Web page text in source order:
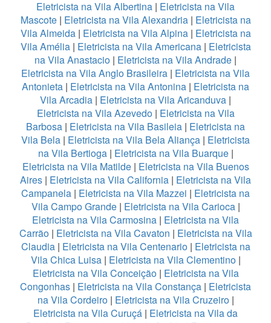
Eletricista na Vila Albertina | Eletricista na Vila
Mascote| Eletricista na Vila Alexandria| Eletricista na
Vila Almeida | Eletricista na Vila Alpina | Eletricista na
Vila Amélia | Eletricista na Vila Americana| Eletricista
na Vila Anastacio | Eletricista na Vila Andrade |
Eletricista na Vila Anglo Brasileira | Eletricista na Vila
Antonieta | Eletricista na Vila Antonina | Eletricista na
Vila Arcadia | Eletricista na Vila Aricanduva |
Eletricista na Vila Azevedo| Eletricista na Vila
Barbosa | Eletricista na Vila Basileia | Eletricista na
Vila Bela | Eletricista na Vila Bela Aliança | Eletricista
na Vila Bertioga| Eletricista na Vila Buarque|
Eletricista na Vila Matilde| Eletricista na Vila Buenos
Aires | Eletricista na Vila California | Eletricista na Vila
Campanela | Eletricista na Vila Mazzei | Eletricista na
Vila Campo Grande| Eletricista na Vila Carioca|
Eletricista na Vila Carmosina | Eletricista na Vila
Carrão| Eletricista na Vila Cavaton | Eletricista na Vila
Claudia| Eletricista na Vila Centenario| Eletricista na
Vila Chica Luisa | Eletricista na Vila Clementino|
Eletricista na Vila Conceição| Eletricista na Vila
Congonhas | Eletricista na Vila Constança | Eletricista
na Vila Cordeiro| Eletricista na Vila Cruzeiro |
Eletricista na Vila Curuçá | Eletricista na Vila da